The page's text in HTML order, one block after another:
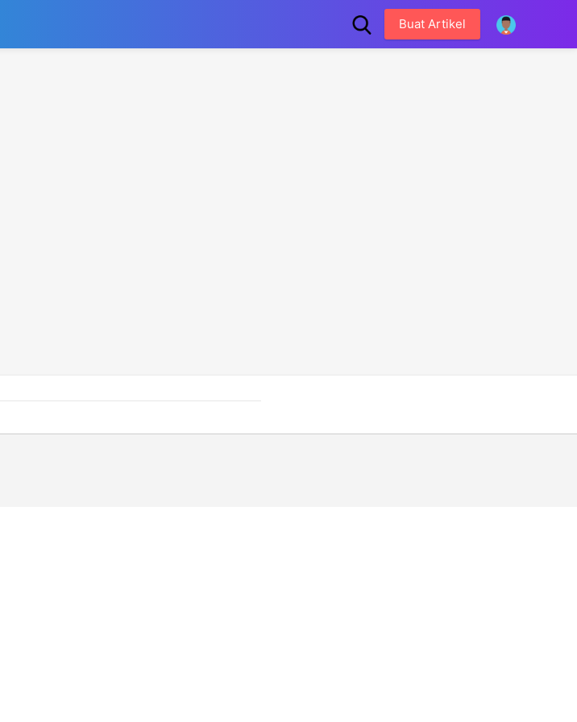
Buat Artikel